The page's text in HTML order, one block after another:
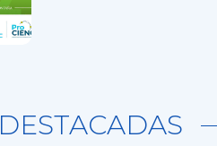
DESTACADAS